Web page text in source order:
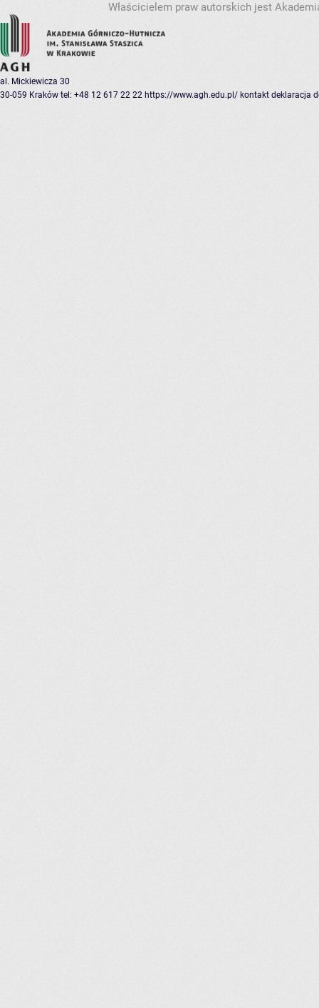
Właścicielem praw autorskich jest
al. Mickiewicza 30
30-059 Kraków tel: +48 12 617 22 22 https://www.agh.edu.pl/ kontakt deklaracja